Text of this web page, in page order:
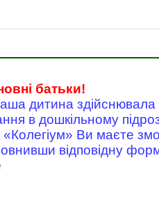
батьки!
дитина здійснювала
в дошкільному
Ви маєте
відповідну